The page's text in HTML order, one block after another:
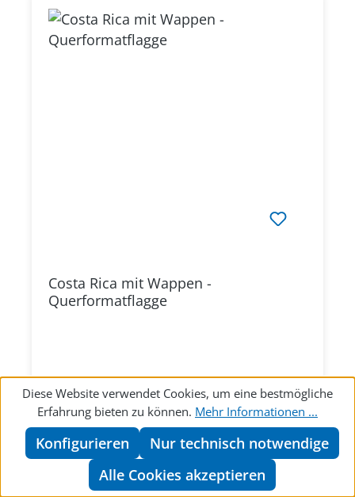
Costa Rica mit Wappen -
Querformatflagge
Regulärer Preis:
14,64 €
Zum Produkt
Diese Website verwendet Cookies, um eine bestmögliche
Erfahrung bieten zu können. Mehr Informationen ...
Nur technisch notwendige
Konfigurieren
Alle Cookies akzeptieren